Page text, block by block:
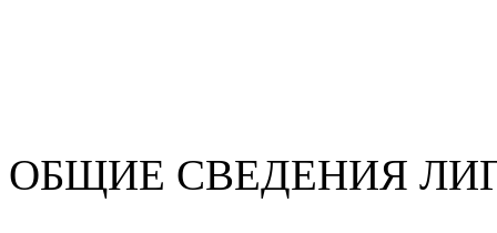
ОБЩИЕ СВЕДЕНИЯ